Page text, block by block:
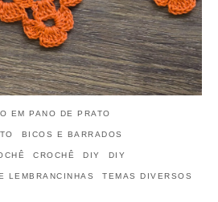
EM PANO DE PRATO
BICOS E BARRADOS
CROCHÊ DIY DIY
LEMBRANCINHAS TEMAS DIVERSOS